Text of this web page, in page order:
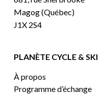
Magog (Québec)
J1X 2S4
PLANÈTE CYCLE & SKI
À propos
Programme d’échange